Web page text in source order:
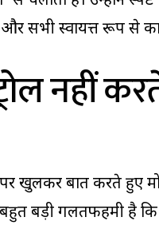
और सभी स्वायत्त रूप से
नहीं
पर खुलकर बात करते हुए
बहुत बड़ी गलतफहमी है